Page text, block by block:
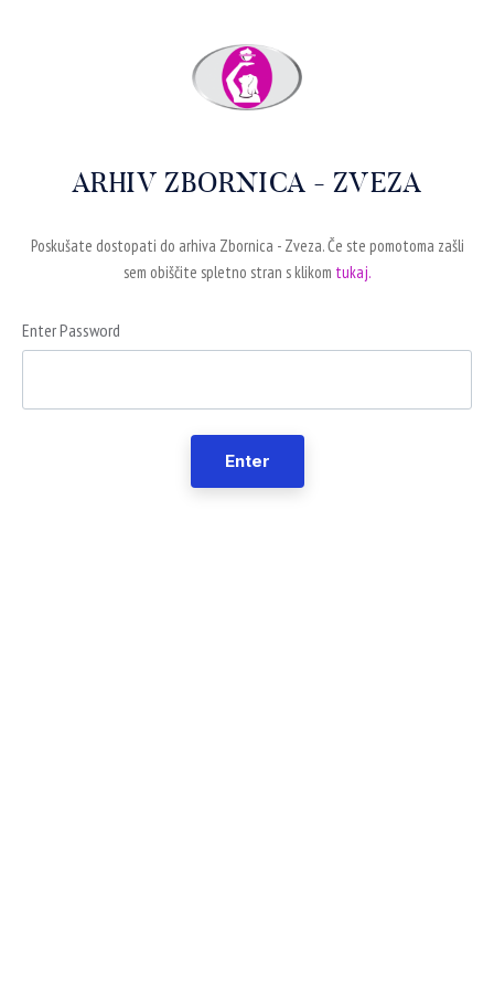
ARHIV ZBORNICA - ZVEZA
Poskušate dostopati do arhiva Zbornica - Zveza. Če ste pomotoma zašli
sem obiščite spletno stran s klikom tukaj.
Enter Password
Enter